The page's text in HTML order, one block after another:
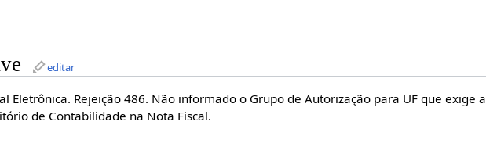
editar
Eletrônica. Rejeição 486. Não informado o Grupo de Autorização para UF que exige a
de Contabilidade na Nota Fiscal.